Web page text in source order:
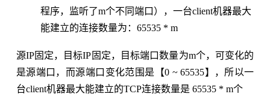
程序，监听了m个不同端口），一台client机器最大
能建立的连接数量为：65535 * m
源IP固定，目标IP固定，目标端口数量为m个，可变化的
是源端口，而源端口变化范围是【0 ~ 65535】，所以一
台client机器最大能建立的TCP连接数量是 65535 * m个